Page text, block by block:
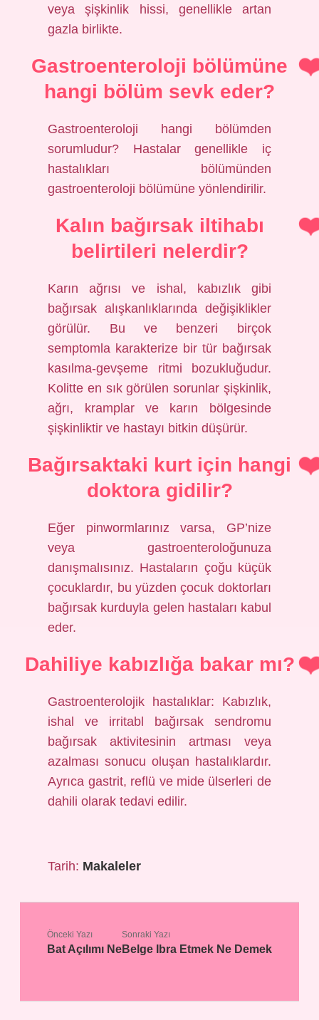
veya şişkinlik hissi, genellikle artan
gazla birlikte.
Gastroenteroloji bölümüne
hangi bölüm sevk eder?
Gastroenteroloji hangi bölümden
sorumludur? Hastalar genellikle iç
hastalıkları bölümünden
gastroenteroloji bölümüne yönlendirilir.
Kalın bağırsak iltihabı
belirtileri nelerdir?
Karın ağrısı ve ishal, kabızlık gibi
bağırsak alışkanlıklarında değişiklikler
görülür. Bu ve benzeri birçok
semptomla karakterize bir tür bağırsak
kasılma-gevşeme ritmi bozukluğudur.
Kolitte en sık görülen sorunlar şişkinlik,
ağrı, kramplar ve karın bölgesinde
şişkinliktir ve hastayı bitkin düşürür.
Bağırsaktaki kurt için hangi
doktora gidilir?
Eğer pinwormlarınız varsa, GP’nize
veya gastroenteroloğunuza
danışmalısınız. Hastaların çoğu küçük
çocuklardır, bu yüzden çocuk doktorları
bağırsak kurduyla gelen hastaları kabul
eder.
Dahiliye kabızlığa bakar mı?
Gastroenterolojik hastalıklar: Kabızlık,
ishal ve irritabl bağırsak sendromu
bağırsak aktivitesinin artması veya
azalması sonucu oluşan hastalıklardır.
Ayrıca gastrit, reflü ve mide ülserleri de
dahili olarak tedavi edilir.
Tarih: Makaleler
Önceki Yazı
Bat Açılımı Ne
Sonraki Yazı
Belge Ibra Etmek Ne Demek